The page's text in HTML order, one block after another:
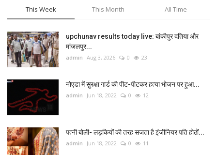
This Week This Month All Time
upchunav results today live: बांकीपुर दतिया और
मांजलपुर...
admin Aug 3, 2026 0 23
नोएडा में सुरक्षा गार्ड की पीट-पीटकर हत्या भोजन पर हुआ...
admin Jun 18, 2022 0 12
पत्नी बोली- लड़कियों की तरह सजता है इंजीनियर पति होठों...
admin Jun 18, 2022 0 11